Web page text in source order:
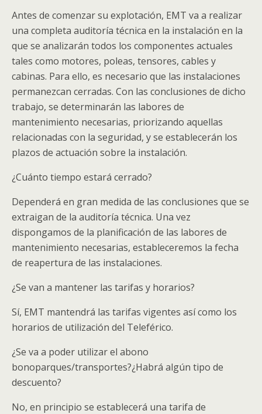
Antes de comenzar su explotación, EMT va a realizar
una completa auditoría técnica en la instalación en la
que se analizarán todos los componentes actuales
tales como motores, poleas, tensores, cables y
cabinas. Para ello, es necesario que las instalaciones
permanezcan cerradas. Con las conclusiones de dicho
trabajo, se determinarán las labores de
mantenimiento necesarias, priorizando aquellas
relacionadas con la seguridad, y se establecerán los
plazos de actuación sobre la instalación.
¿Cuánto tiempo estará cerrado?
Dependerá en gran medida de las conclusiones que se
extraigan de la auditoría técnica. Una vez
dispongamos de la planificación de las labores de
mantenimiento necesarias, estableceremos la fecha
de reapertura de las instalaciones.
¿Se van a mantener las tarifas y horarios?
Sí, EMT mantendrá las tarifas vigentes así como los
horarios de utilización del Teleférico.
¿Se va a poder utilizar el abono
bonoparques/transportes?¿Habrá algún tipo de
descuento?
No, en principio se establecerá una tarifa de